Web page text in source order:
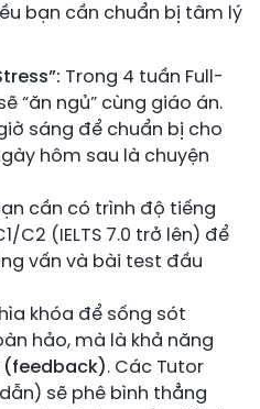
bạn cần chuẩn bị tâm lý
Trong 4 tuần Full-
“ăn ngủ” cùng giáo án.
sáng để chuẩn bị cho
hôm sau là chuyện
cần có trình độ tiếng
C2 (IELTS 7.0 trở lên) để
vấn và bài test đầu
khóa để sống sót
hảo, mà là khả năng
(feedback). Các Tutor
sẽ phê bình thẳng